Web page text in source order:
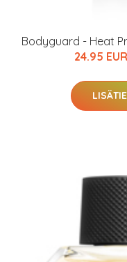
Bodyguard - Heat
24.95 EUR